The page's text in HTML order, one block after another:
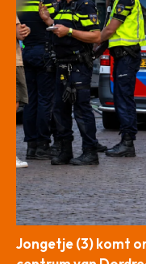
Jongetje (3) komt